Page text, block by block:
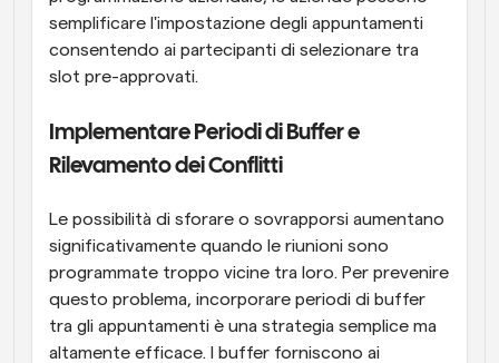
semplificare l'impostazione degli appuntamenti
consentendo ai partecipanti di selezionare tra
slot pre-approvati.
Implementare Periodi di Buffer e
Rilevamento dei Conflitti
Le possibilità di sforare o sovrapporsi aumentano
significativamente quando le riunioni sono
programmate troppo vicine tra loro. Per prevenire
questo problema, incorporare periodi di buffer
tra gli appuntamenti è una strategia semplice ma
altamente efficace. I buffer forniscono ai